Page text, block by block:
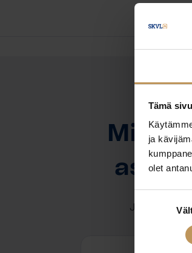
Tämä
ja
olet
valinta
Miten
Jätä